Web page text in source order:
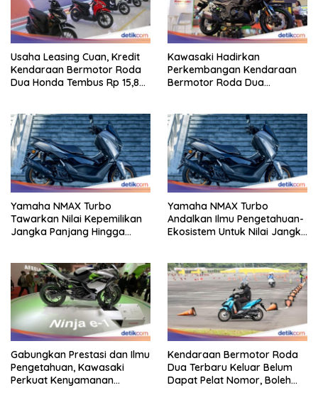
Usaha Leasing Cuan, Kredit
Kendaraan Bermotor Roda
Dua Honda Tembus Rp 15,8
Kawasaki Hadirkan
Perkembangan Kendaraan
Bermotor Roda Dua
Yamaha NMAX Turbo
Tawarkan Nilai Kepemilikan
Jangka Panjang Hingga
Yamaha NMAX Turbo
Andalkan Ilmu Pengetahuan-
Ekosistem Untuk Nilai Jangka
Gabungkan Prestasi dan Ilmu
Pengetahuan, Kawasaki
Perkuat Kenyamanan
Kendaraan Bermotor Roda
Dua Terbaru Keluar Belum
Dapat Pelat Nomor, Boleh